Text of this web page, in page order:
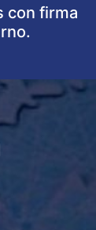
con firma